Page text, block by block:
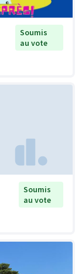
Soumis
au vote
Soumis
au vote